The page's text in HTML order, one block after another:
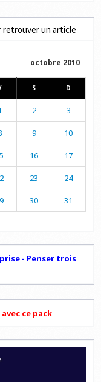
retrouver un article
octobre 2010
S D
2 3
9 10
16 17
23 24
30
31
- Penser trois
ce pack